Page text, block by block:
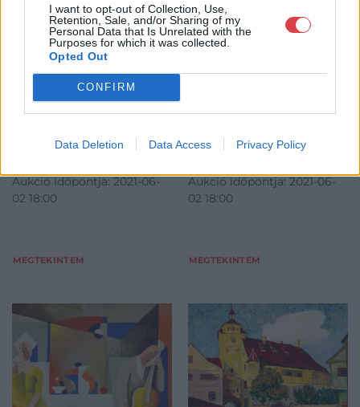
I want to opt-out of Collection, Use,
Retention, Sale, and/or Sharing of my
Personal Data that Is Unrelated with the
Purposes for which it was collected.
Opted Out
CONFIRM
Data Deletion Data Access Privacy Policy
Scheiber Hugó (1873-
1950): Festő a
szabadban
Olaj, papírlemez, 68 x 44,5
cm, Jelezve középen lent:
Scheiber H.
Aukció időpontja: 2021-06-
02 18:00
MEGTEKINTEM
Egry József (1883-1951):
Olvasó férfi szabadban
Kikiáltási ár:1 800 000Ft
Aukció:
Aukció időpontja: 2021-06-
02 18:00
MEGTEKINTEM